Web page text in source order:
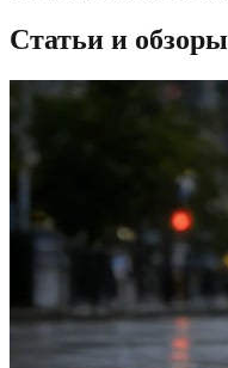
Статьи и обзоры